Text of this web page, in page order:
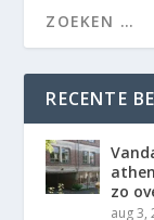
RECENTE
zo
aug 3,